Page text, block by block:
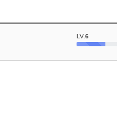
LV.6